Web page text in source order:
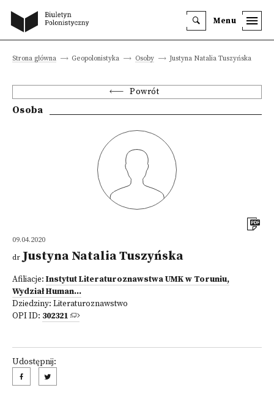
Menu
Strona główna Geopolonistyka Osoby Justyna Natalia Tuszyńska
Powrót
Osoba
09.04.2020
dr Justyna Natalia Tuszyńska
Afiliacje: Instytut Literaturoznawstwa UMK w Toruniu,
Wydział Human...
Dziedziny: Literaturoznawstwo
OPI ID: 302321
Udostępnij: